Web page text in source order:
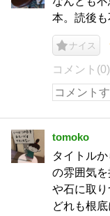
本。読後も
ナイス
コメント(0)
tomoko
タイトル
の雰囲気
や石に取り
どれも根